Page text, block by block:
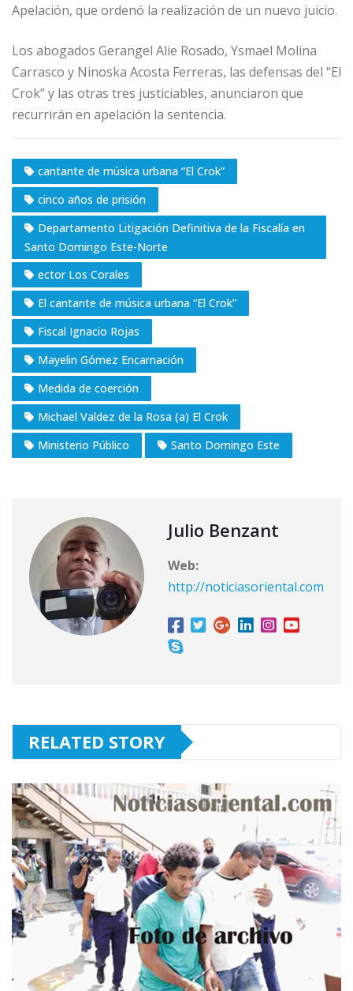
Apelación, que ordenó la realización de un nuevo juicio.
Los abogados Gerangel Alie Rosado, Ysmael Molina
Carrasco y Ninoska Acosta Ferreras, las defensas del “El
Crok” y las otras tres justiciables, anunciaron que
recurrirán en apelación la sentencia.
cantante de música urbana “El Crok”
cinco años de prisión
Departamento Litigación Definitiva de la Fiscalía en
Santo Domingo Este-Norte
ector Los Corales
El cantante de música urbana “El Crok”
Fiscal Ignacio Rojas
Mayelin Gómez Encarnación
Medida de coerción
Michael Valdez de la Rosa (a) El Crok
Ministerio Público
Santo Domingo Este
Julio Benzant
Web:
http://noticiasoriental.com
RELATED STORY